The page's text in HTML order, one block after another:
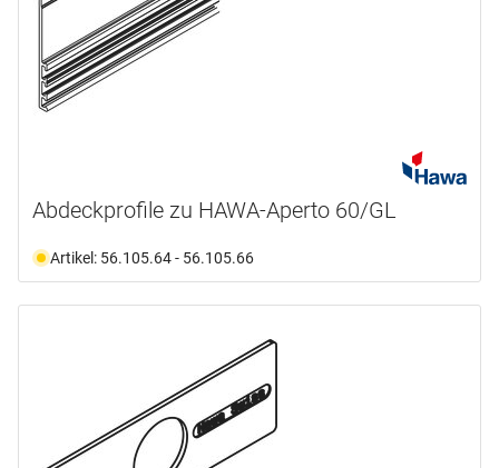
Abdeckprofile zu HAWA-Aperto 60/GL
Artikel: 56.105.64 - 56.105.66